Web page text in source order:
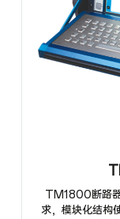
TM1800断路器
求，模块化结构